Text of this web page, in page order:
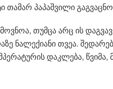
თა­მარ პა­პაშ­ვი­ლი
თუმ­ცა არც ის
ნა­ლე­ქი­ა­ნი თვეა.
დაკ­ლე­ბა,